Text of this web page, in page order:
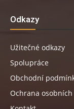
Odkazy
Užitečné odkazy
Spolupráce
Obchodní
Ochrana